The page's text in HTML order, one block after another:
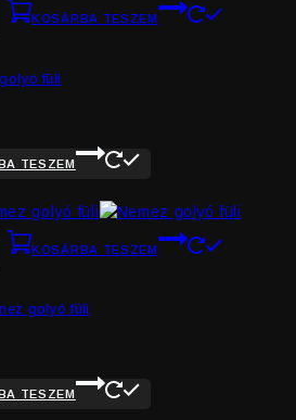
KOSÁRBA TESZEM
füli
TESZEM
KOSÁRBA TESZEM
golyó füli
TESZEM